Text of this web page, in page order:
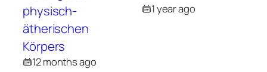
physisch-
ätherischen
Körpers
12 months ago
1 year ago